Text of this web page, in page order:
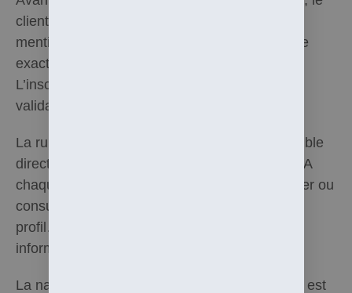
client doit se créer un compte sur le site en y
mentionnant des données qu’il s’engage à être
exactes.
L’inscription peut se faire au moment de la
validation de la commande également.
La rubrique de création de compte est accessible
directement depuis la barre de menu latérale. A
chaque visite, le client, s’il souhaite commander ou
consulter son compte (état des commandes,
profil…), devra s’identifier à l’aide de ces
informations.
La navigation sur les différentes pages du site est